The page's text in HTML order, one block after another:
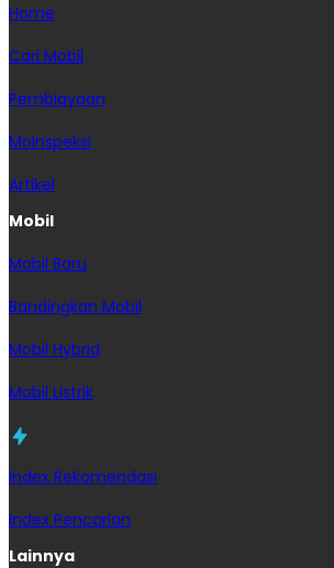
Home
Cari Mobil
Pembiayaan
MoInspeksi
Artikel
Mobil
Mobil Baru
Bandingkan Mobil
Mobil Hybrid
Mobil Listrik
Index Rekomendasi
Index Pencarian
Lainnya